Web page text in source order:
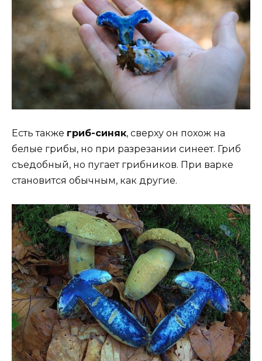
Есть также гриб-синяк, сверху он похож на
белые грибы, но при разрезании синеет. Гриб
съедобный, но пугает грибников. При варке
становится обычным, как другие.